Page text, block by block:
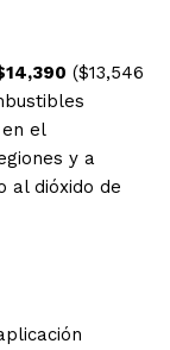
($13,546
el
y a
al dióxido de